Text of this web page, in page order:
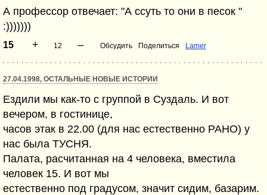
А профессор отвечает: "А ссуть то они в песок "
:)))))))
15 + 12 – Обсудить Поделиться Lamer
27.04.1998, ОСТАЛЬНЫЕ НОВЫЕ ИСТОРИИ
Ездили мы как-то с группой в Суздаль. И вот
вечером, в гостинице,
часов этак в 22.00 (для нас естественно РАНО) у
нас была ТУСНЯ.
Палата, расчитанная на 4 человека, вместила
человек 15. И вот мы
естественно под градусом, значит сидим, базарим.